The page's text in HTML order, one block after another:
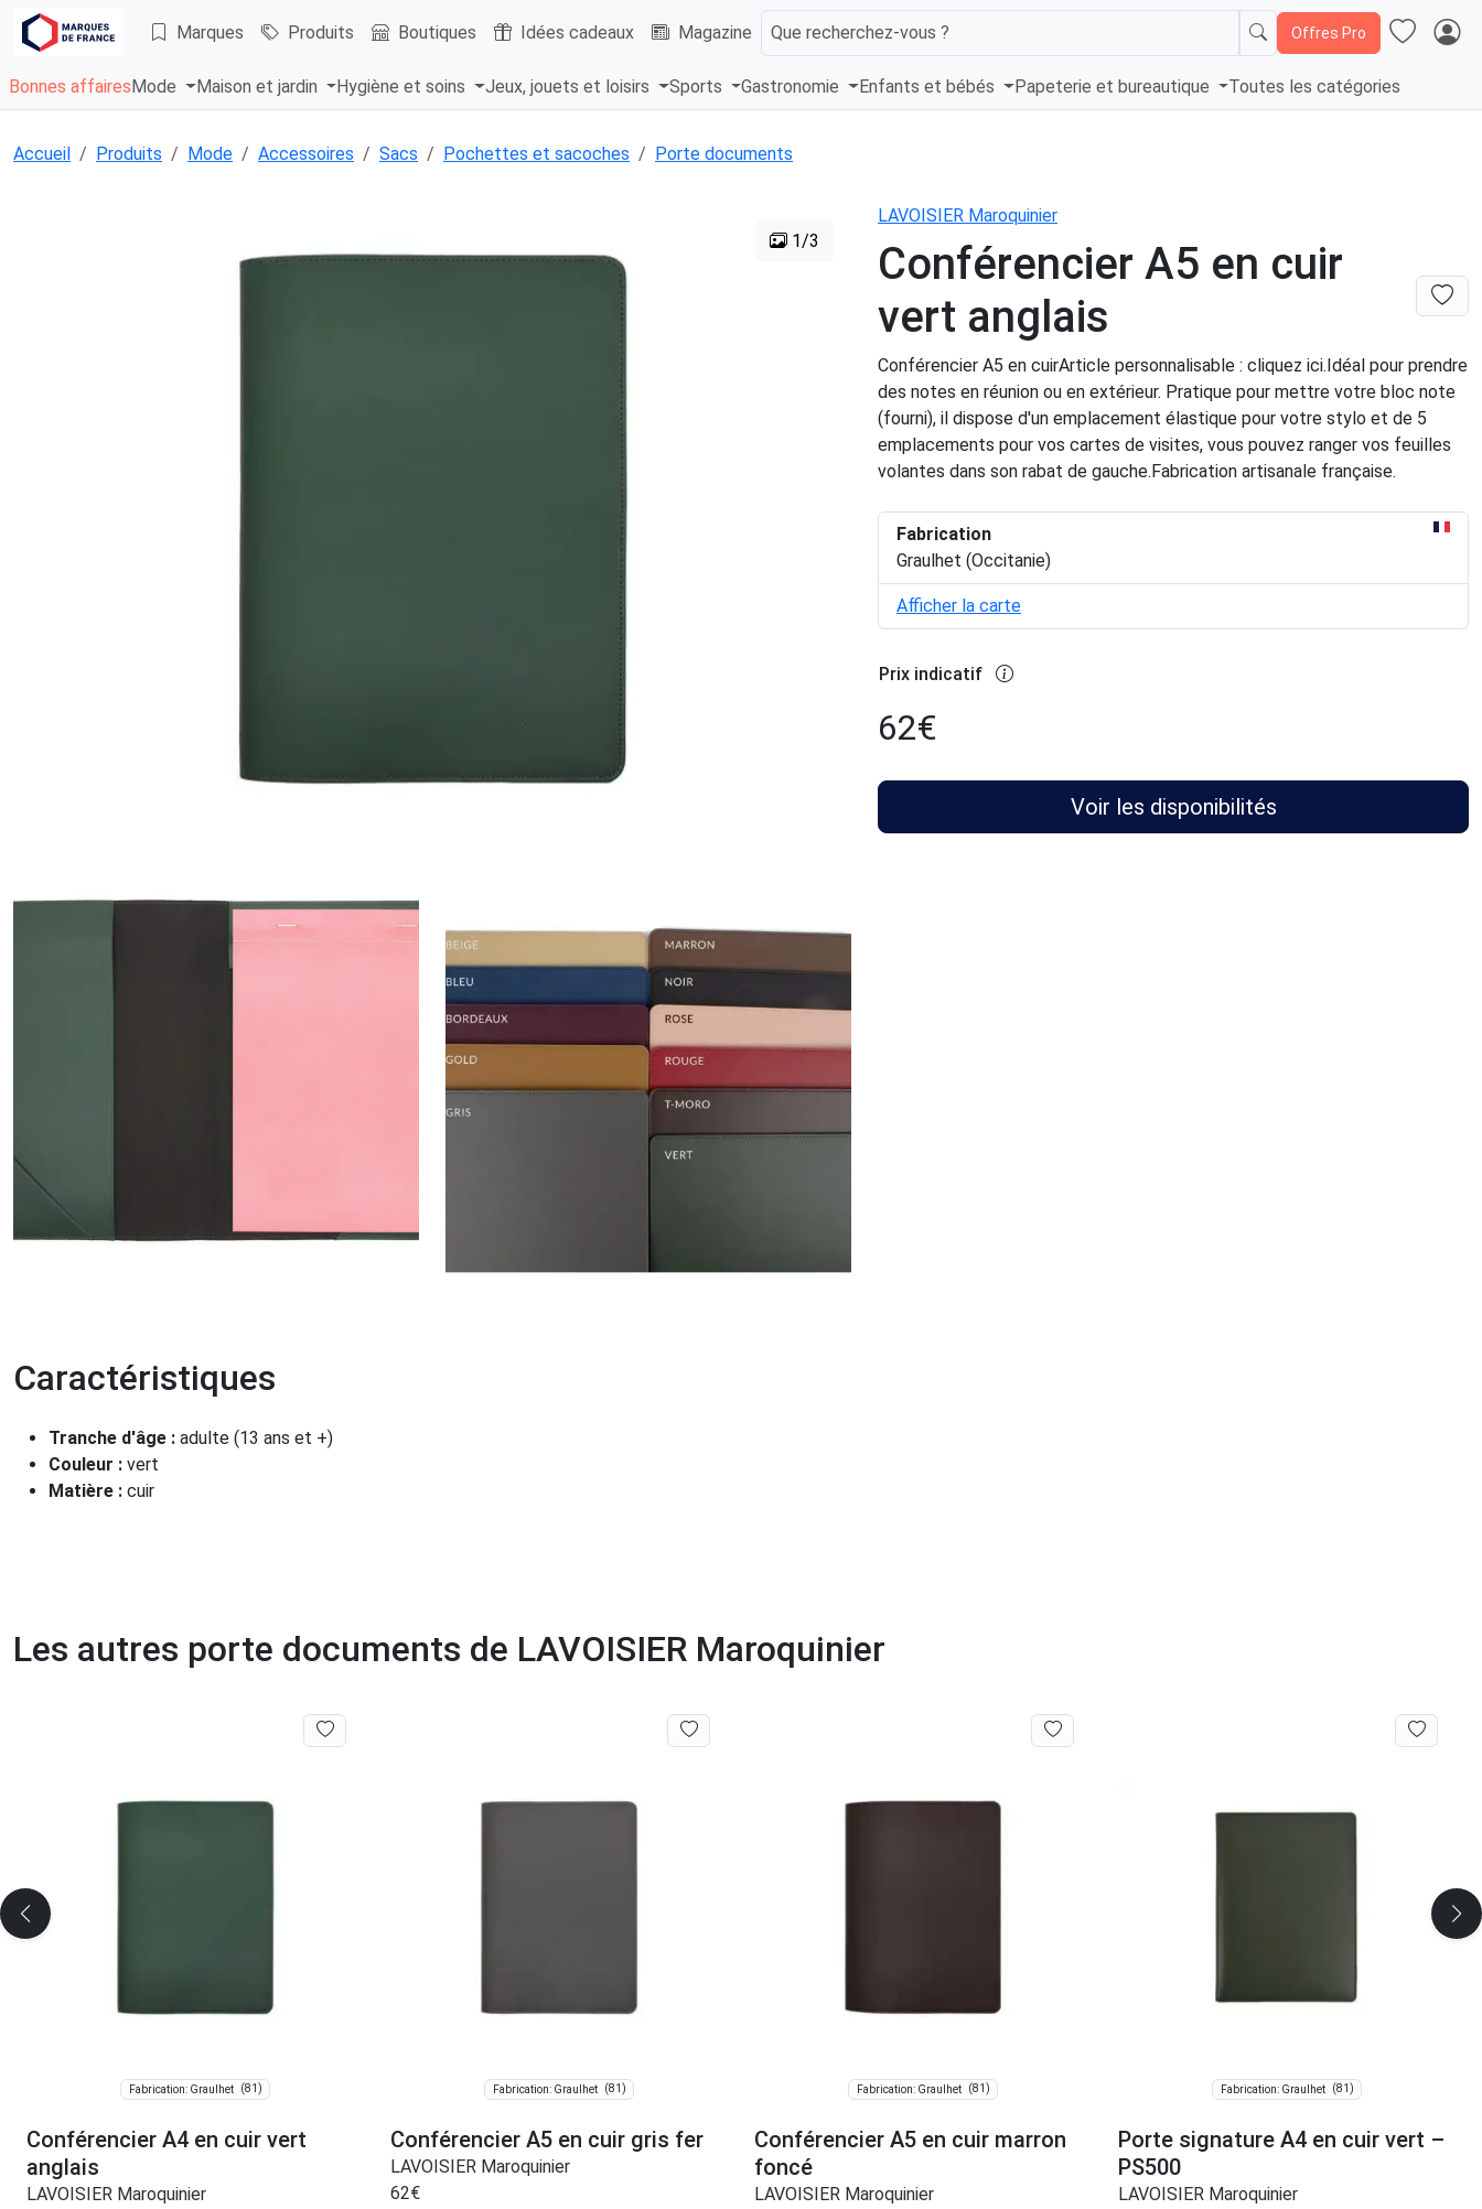
Marques Produits Boutiques Idées cadeaux Magazine Que recherchez-vous ? Offres Pro
Bonnes affaires Mode Maison et jardin Hygiène et soins Jeux, jouets et loisirs Sports Gastronomie Enfants et bébés Papeterie et bureautique Toutes les catégories
Accueil Produits Mode Accessoires Sacs Pochettes et sacoches Porte documents
1/3
LAVOISIER Maroquinier
Conférencier A5 en cuir
vert anglais
Conférencier A5 en cuirArticle personnalisable : cliquez ici.Idéal pour prendre
des notes en réunion ou en extérieur. Pratique pour mettre votre bloc note
(fourni), il dispose d'un emplacement élastique pour votre stylo et de 5
emplacements pour vos cartes de visites, vous pouvez ranger vos feuilles
volantes dans son rabat de gauche.Fabrication artisanale française.
Fabrication
Graulhet (Occitanie)
Afficher la carte
Prix indicatif
62€
Voir les disponibilités
Caractéristiques
Tranche d'âge : adulte (13 ans et +)
Couleur : vert
Matière : cuir
Les autres porte documents de LAVOISIER Maroquinier
Fabrication: Graulhet (81)
Conférencier A4 en cuir vert
anglais
LAVOISIER Maroquinier
Fabrication: Graulhet (81)
Conférencier A5 en cuir gris fer
LAVOISIER Maroquinier
62€
Fabrication: Graulhet (81)
Conférencier A5 en cuir marron
foncé
LAVOISIER Maroquinier
Fabrication: Graulhet (81)
Porte signature A4 en cuir vert –
PS500
LAVOISIER Maroquinier